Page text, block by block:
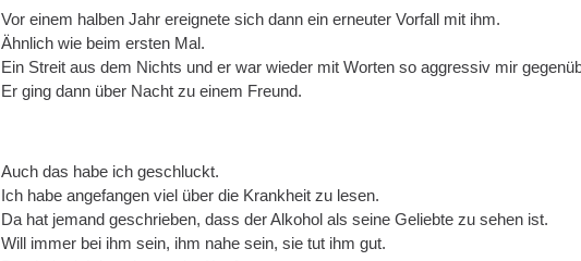
Vor einem halben Jahr ereignete sich dann ein erneuter Vorfall mit ihm.
Ähnlich wie beim ersten Mal.
Ein Streit aus dem Nichts und er war wieder mit Worten so aggressiv mir
Er ging dann über Nacht zu einem Freund.
Auch das habe ich geschluckt.
Ich habe angefangen viel über die Krankheit zu lesen.
Da hat jemand geschrieben, dass der Alkohol als seine Geliebte zu sehen ist.
Will immer bei ihm sein, ihm nahe sein, sie tut ihm gut.